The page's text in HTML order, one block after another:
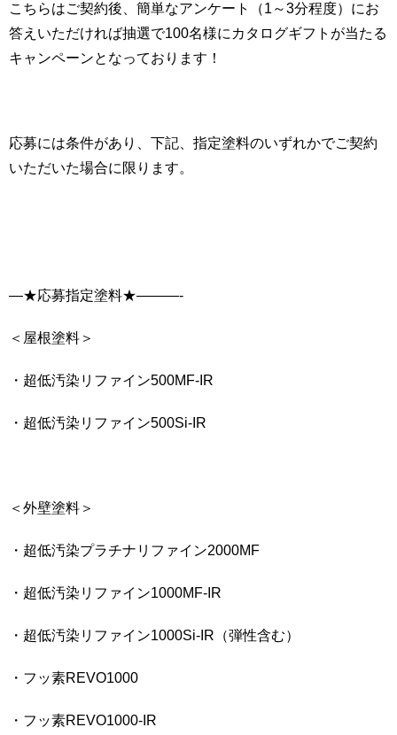
こちらはご契約後、簡単なアンケート（1～3分程度）にお
答えいただければ抽選で100名様にカタログギフトが当たる
キャンペーンとなっております！
応募には条件があり、下記、指定塗料のいずれかでご契約
いただいた場合に限ります。
—★応募指定塗料★———-
＜屋根塗料＞
・超低汚染リファイン500MF-IR
・超低汚染リファイン500Si-IR
＜外壁塗料＞
・超低汚染プラチナリファイン2000MF
・超低汚染リファイン1000MF-IR
・超低汚染リファイン1000Si-IR（弾性含む）
・フッ素REVO1000
・フッ素REVO1000-IR